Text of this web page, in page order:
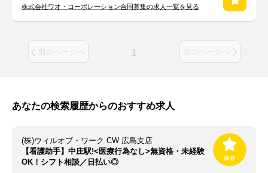
株式会社ワオ・コーポレーション合同募集の求人一覧を見る
前のページへ 1 次のページへ
あなたの検索履歴からのおすすめ求人
(株)ウィルオブ・ワーク CW 広島支店
【看護助手】中庄駅!<医療行為なし>無資格・未経験
OK！シフト相談／日払い◎